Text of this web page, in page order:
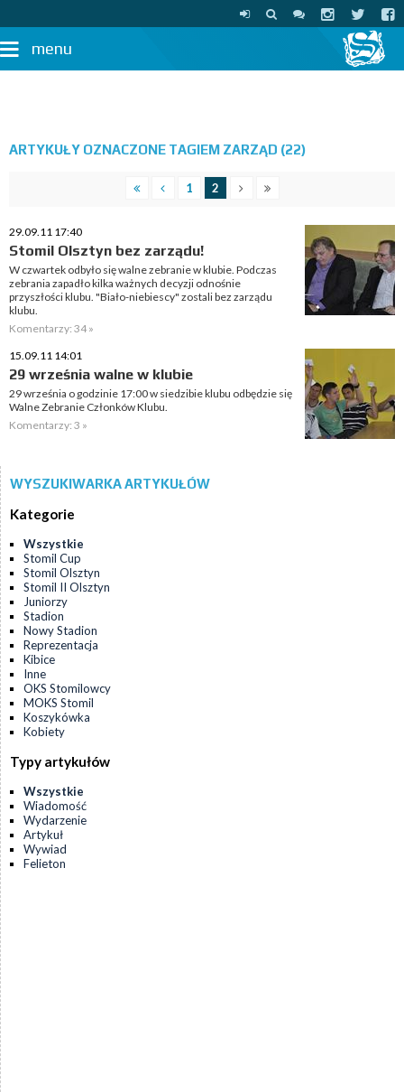
menu
ARTYKUŁY OZNACZONE TAGIEM ZARZĄD (22)
1 2
29.09.11 17:40
Stomil Olsztyn bez zarządu!
W czwartek odbyło się walne zebranie w klubie. Podczas
zebrania zapadło kilka ważnych decyzji odnośnie
przyszłości klubu. "Biało-niebiescy" zostali bez zarządu
klubu.
Komentarzy: 34 »
15.09.11 14:01
29 września walne w klubie
29 września o godzinie 17:00 w siedzibie klubu odbędzie się
Walne Zebranie Członków Klubu.
Komentarzy: 3 »
WYSZUKIWARKA ARTYKUŁÓW
Kategorie
Wszystkie
Stomil Cup
Stomil Olsztyn
Stomil II Olsztyn
Juniorzy
Stadion
Nowy Stadion
Reprezentacja
Kibice
Inne
OKS Stomilowcy
MOKS Stomil
Koszykówka
Kobiety
Typy artykułów
Wszystkie
Wiadomość
Wydarzenie
Artykuł
Wywiad
Felieton